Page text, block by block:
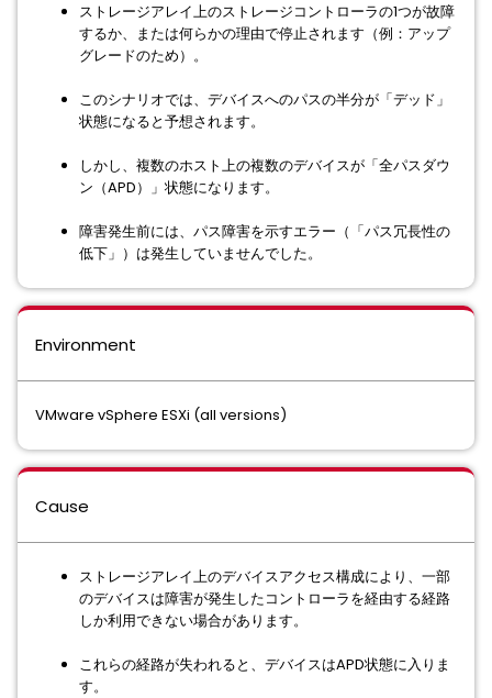
ストレージアレイ上のストレージコントローラの1つが故障
するか、または何らかの理由で停止されます（例：アップ
グレードのため）。
このシナリオでは、デバイスへのパスの半分が「デッド」
状態になると予想されます。
しかし、複数のホスト上の複数のデバイスが「全パスダウ
ン（APD）」状態になります。
障害発生前には、パス障害を示すエラー（「パス冗長性の
低下」）は発生していませんでした。
Environment
VMware vSphere ESXi (all versions)
Cause
ストレージアレイ上のデバイスアクセス構成により、一部
のデバイスは障害が発生したコントローラを経由する経路
しか利用できない場合があります。
これらの経路が失われると、デバイスはAPD状態に入りま
す。